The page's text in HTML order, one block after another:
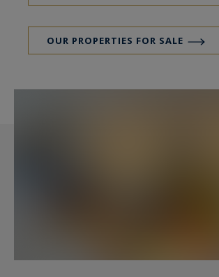
Grand hall d'entrée, vestiaire,
Chaufferie - gaz-. Communication
garages
cheminée, totalement vitrés ouvrent
métallique contemporain descend
OUR PROPERTIES FOR SALE